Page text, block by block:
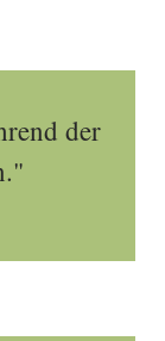
der